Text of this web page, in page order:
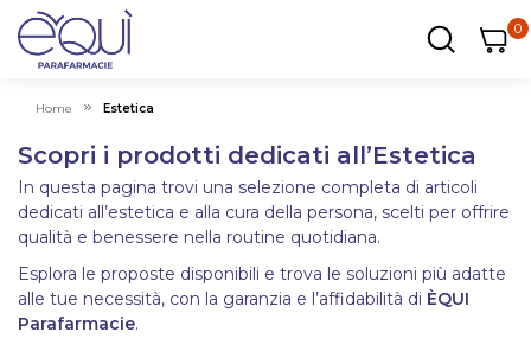
00
Home Estetica
Scopri i prodotti dedicati all’Estetica
In questa pagina trovi una selezione completa di articoli
dedicati all’estetica e alla cura della persona, scelti per offrire
qualità e benessere nella routine quotidiana.
Esplora le proposte disponibili e trova le soluzioni più adatte
alle tue necessità, con la garanzia e l’affidabilità di ÈQUI
Parafarmacie.